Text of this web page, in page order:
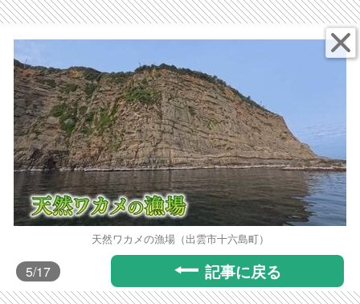
天然ワカメの漁場（出雲市十六島町）
5/17 記事に戻る